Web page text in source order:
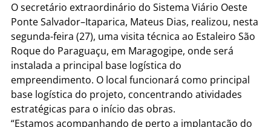
O secretário extraordinário do Sistema Viário Oeste
Ponte Salvador–Itaparica, Mateus Dias, realizou, nesta
segunda-feira (27), uma visita técnica ao Estaleiro São
Roque do Paraguaçu, em Maragogipe, onde será
instalada a principal base logística do
empreendimento. O local funcionará como principal
base logística do projeto, concentrando atividades
estratégicas para o início das obras.
“Estamos acompanhando de perto a implantação do